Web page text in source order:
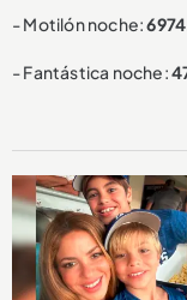
- Motilón noche:6974
- Fantástica noche: